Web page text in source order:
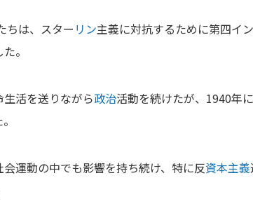
ちは、スター リン主義に対抗するために第四イ
。
活を送りながら政治活動を続けたが、1940年に
運動の中でも影響を持ち続け、特に反資本主義